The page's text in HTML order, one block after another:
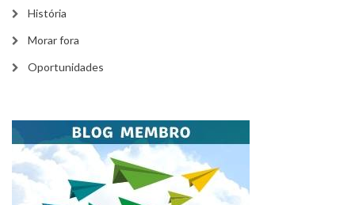
História
Morar fora
Oportunidades